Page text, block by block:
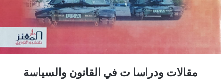
مقالات ودراسا ت في القانون والسياسة